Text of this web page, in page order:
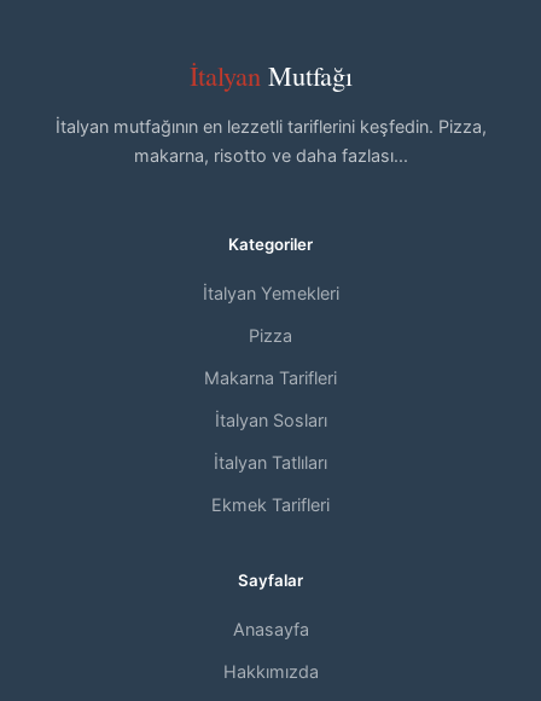
İtalyan Mutfağı
İtalyan mutfağının en lezzetli tariflerini keşfedin. Pizza,
makarna, risotto ve daha fazlası...
Kategoriler
İtalyan Yemekleri
Pizza
Makarna Tarifleri
İtalyan Sosları
İtalyan Tatlıları
Ekmek Tarifleri
Sayfalar
Anasayfa
Hakkımızda